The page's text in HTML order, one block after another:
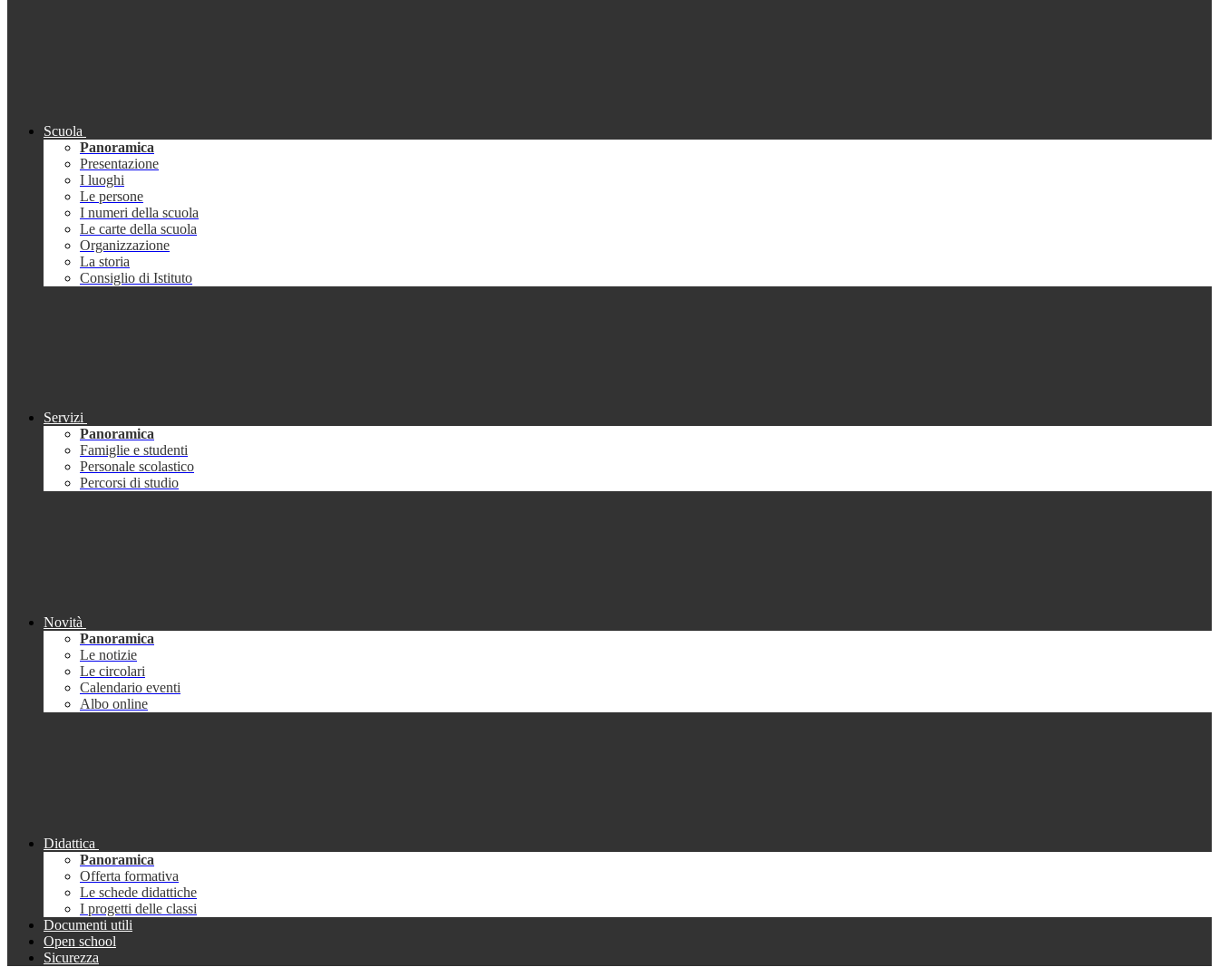
Scuola
Panoramica
Presentazione
I luoghi
Le persone
I numeri della scuola
Le carte della scuola
Organizzazione
La storia
Consiglio di Istituto
Servizi
Panoramica
Famiglie e studenti
Personale scolastico
Percorsi di studio
Novità
Panoramica
Le notizie
Le circolari
Calendario eventi
Albo online
Didattica
Panoramica
Offerta formativa
Le schede didattiche
I progetti delle classi
Documenti utili
Open school
Sicurezza